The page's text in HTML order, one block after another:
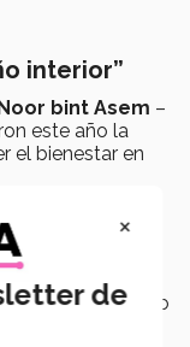
interior”
bint Asem –
este año la
el bienestar en
con la
entrevista con
impulsar y
occidental y
han desarrollado
×
de